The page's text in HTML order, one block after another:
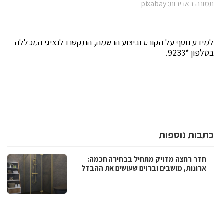
תמונה באדיבות: pixabay
למידע נוסף על הקורס וביצוע הרשמה, התקשרו לנציגי המכללה
בטלפון *9233.
כתבות נוספות
חדר רחצה מדויק מתחיל בבחירה חכמה:
ארונות, מושבים וברזים שעושים את ההבדל